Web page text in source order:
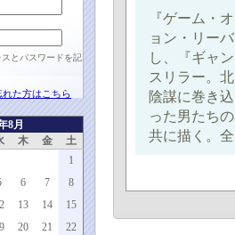
スとパスワードを記
た方はこちら
8月
木 金
土
1
6 7
8
13 14
15
20 21
22
『ゲーム・
ョン・リー
し、『ギャ
スリラー。
陰謀に巻き
った男たち
共に描く。